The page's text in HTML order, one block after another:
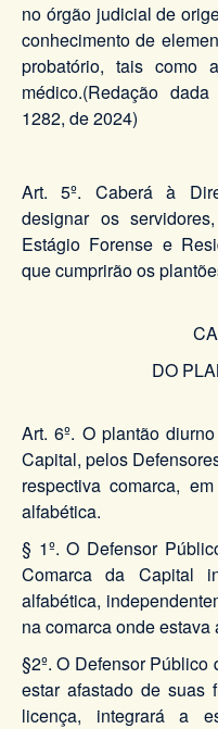
no órgão judicial de
conhecimento de
probatório, tais como
médico.(Redação
1282, de 2024)
Art. 5º. Caberá à
designar os
Estágio Forense e
que cumprirão os
DO
Art. 6º. O plantão
Capital, pelos
respectiva comarca,
alfabética.
§ 1º. O Defensor
Comarca da Capital
alfabética,
na comarca onde
§2º. O Defensor
estar afastado de suas
licença, integrará a